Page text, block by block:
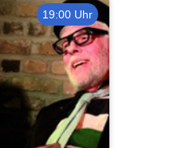
19:00 Uhr